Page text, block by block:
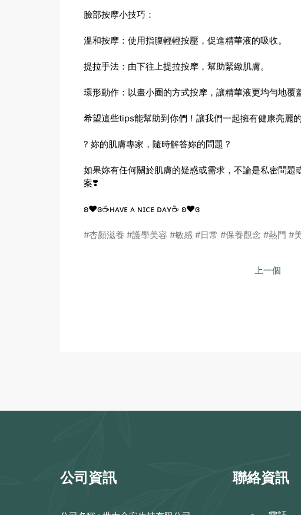
臉部按摩小技巧：
溫和按摩：使用指腹輕輕按壓，促進精華液的吸收。
提拉手法：由下往上提拉按摩，幫助緊緻肌膚。
環形動作：以畫小圈的方式按摩，讓精華液更均勻地覆
希望這些tips能幫助到你們！讓我們一起擁有健康亮麗
? 妳的肌膚專家，隨時解答妳的問題 ?
如果妳有任何關於肌膚的疑惑或需求，不論是私密問
案❣️
ʚ❤️ɞ☕️ʜᴀᴠᴇ ᴀ ɴɪᴄᴇ ᴅᴀʏ☕️ ʚ❤️ɞ
#杏顏滋養 #護學美容 #敏感 #日常 #保養觀念 #熱門 #
上一個
公司資訊 聯絡資訊